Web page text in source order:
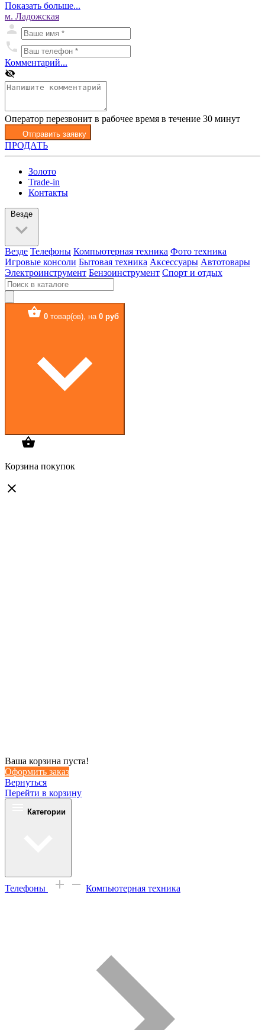
Показать больше...
м. Ладожская
Комментарий...
Оператор перезвонит в рабочее время в течение 30 минут
Отправить заявку
ПРОДАТЬ
Золото
Trade-in
Контакты
Везде
Везде Телефоны Компьютерная техника Фото техника
Игровые консоли Бытовая техника Аксессуары Автотовары
Электроинструмент Бензоинструмент Спорт и отдых
0 товар(ов), на 0 руб
Корзина покупок
Ваша корзина пуста!
Оформить заказ
Вернуться
Перейти в корзину
Категории
Телефоны Компьютерная техника